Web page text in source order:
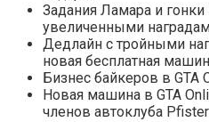
Задания Ламара и гонки
увеличенными
Дедлайн с тройными
новая бесплатная
Бизнес байкеров в GTA
Новая машина в GTA
членов автоклуба